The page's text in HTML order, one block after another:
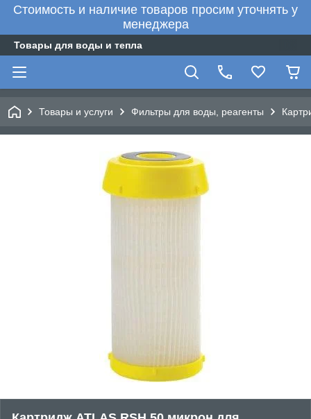
Стоимость и наличие товаров просим уточнять у
менеджера
Товары для воды и тепла
Товары и услуги Фильтры для воды, реагенты